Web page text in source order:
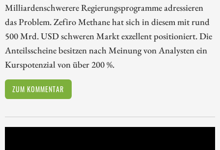
Milliardenschwerere Regierungsprogramme adressieren
das Problem. Zefiro Methane hat sich in diesem mit rund
500 Mrd. USD schweren Markt exzellent positioniert. Die
Anteilsscheine besitzen nach Meinung von Analysten ein
Kurspotenzial von über 200 %.
ZUM KOMMENTAR